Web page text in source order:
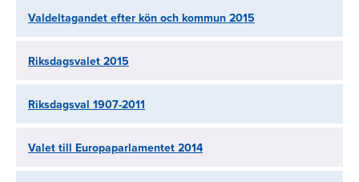
Valdeltagandet efter kön och kommun 2015
Riksdagsvalet 2015
Riksdagsval 1907-2011
Valet till Europaparlamentet 2014